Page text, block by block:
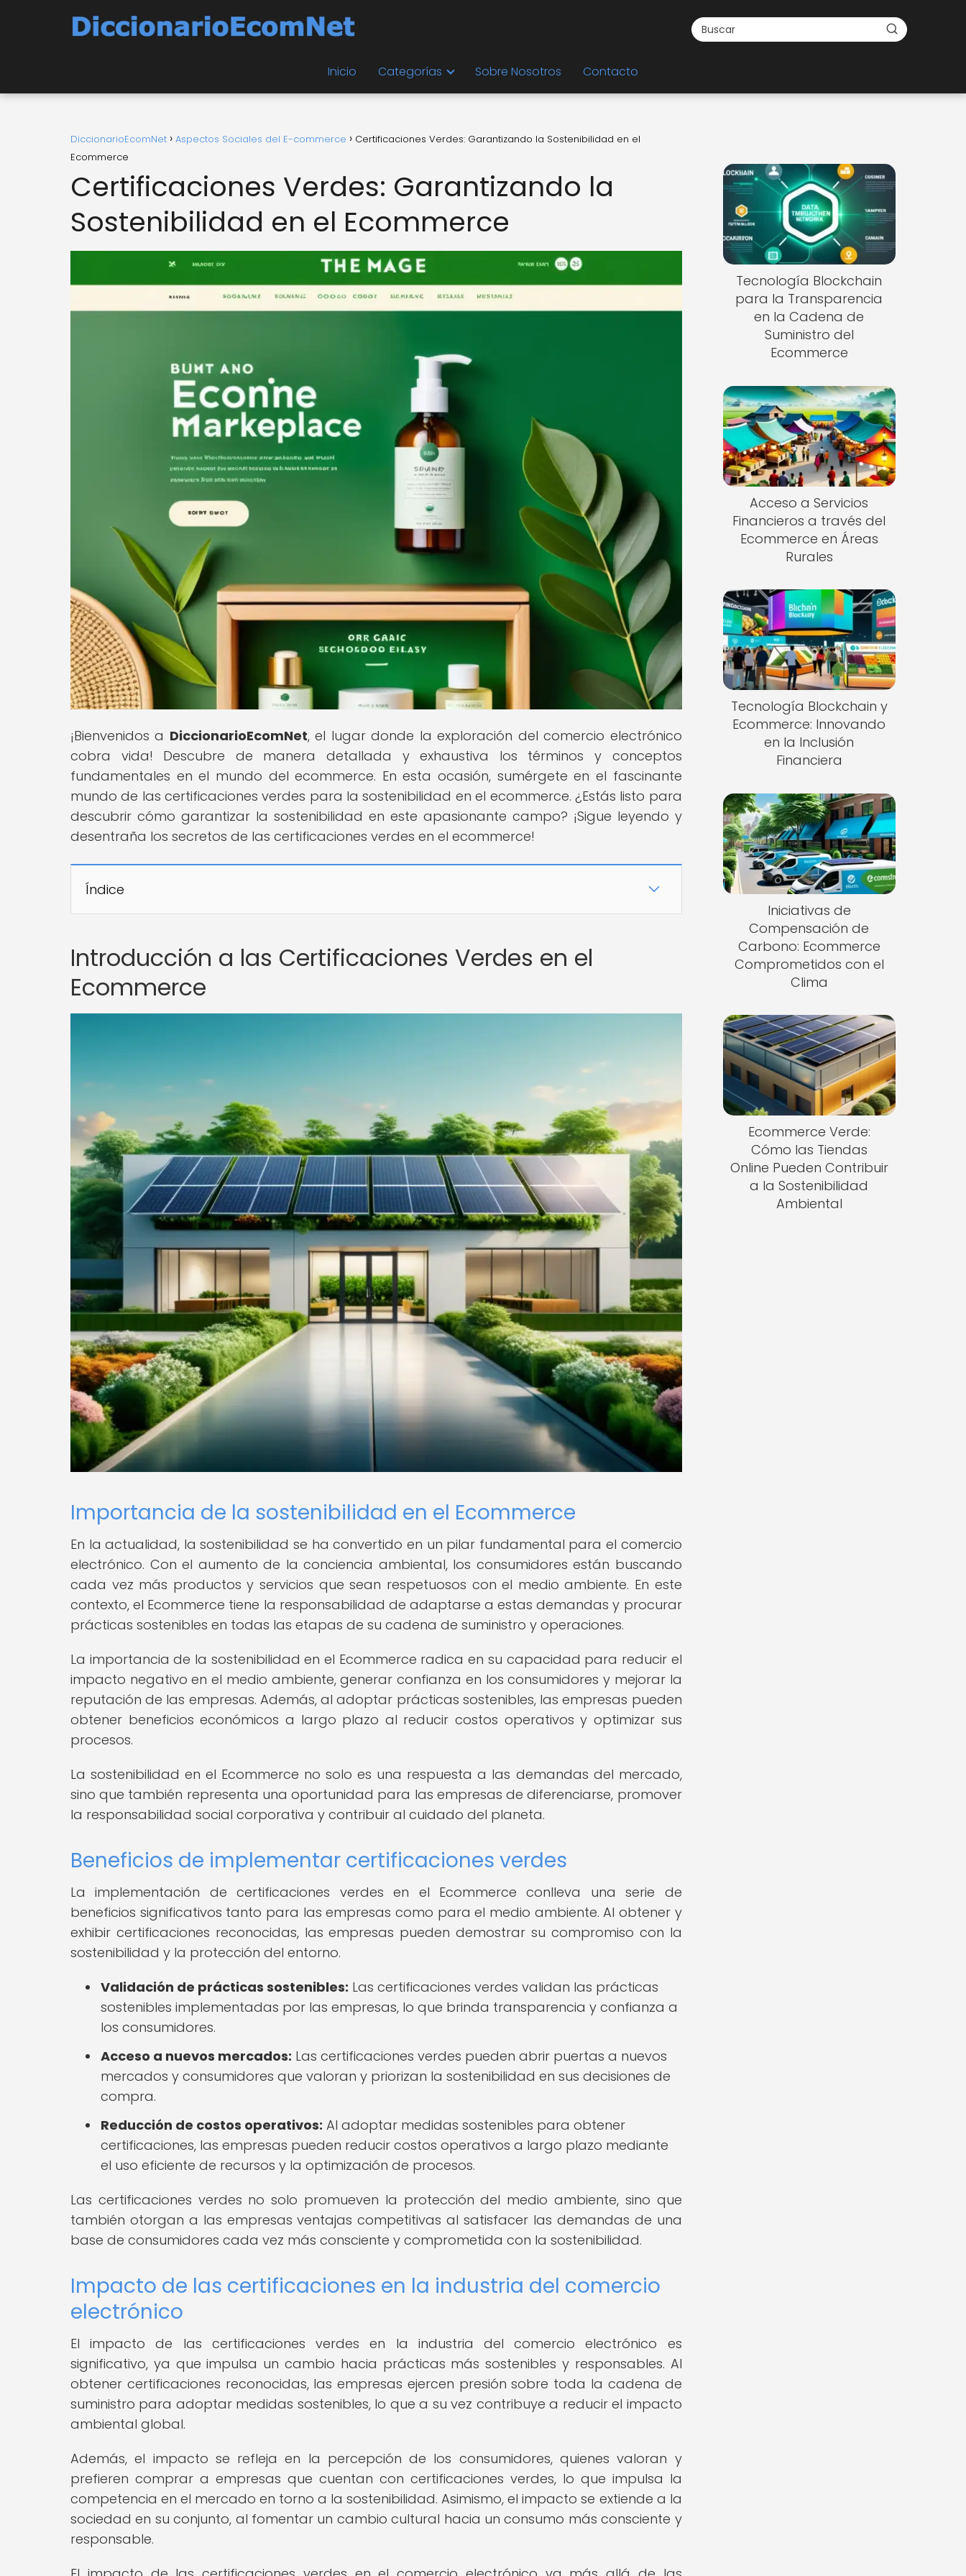
Inicio Categorías Sobre Nosotros Contacto
DiccionarioEcomNet Aspectos Sociales del E-commerce
Certificaciones Verdes: Garantizando la Sostenibilidad en el
Ecommerce
Certificaciones Verdes: Garantizando la
Sostenibilidad en el Ecommerce
¡Bienvenidos a DiccionarioEcomNet, el lugar donde la exploración del comercio electrónico
cobra vida! Descubre de manera detallada y exhaustiva los términos y conceptos
fundamentales en el mundo del ecommerce. En esta ocasión, sumérgete en el fascinante
mundo de las certificaciones verdes para la sostenibilidad en el ecommerce. ¿Estás listo para
descubrir cómo garantizar la sostenibilidad en este apasionante campo? ¡Sigue leyendo y
desentraña los secretos de las certificaciones verdes en el ecommerce!
Índice
Introducción a las Certificaciones Verdes en el
Ecommerce
Importancia de la sostenibilidad en el Ecommerce
En la actualidad, la sostenibilidad se ha convertido en un pilar fundamental para el comercio
electrónico. Con el aumento de la conciencia ambiental, los consumidores están buscando
cada vez más productos y servicios que sean respetuosos con el medio ambiente. En este
contexto, el Ecommerce tiene la responsabilidad de adaptarse a estas demandas y procurar
prácticas sostenibles en todas las etapas de su cadena de suministro y operaciones.
La importancia de la sostenibilidad en el Ecommerce radica en su capacidad para reducir el
impacto negativo en el medio ambiente, generar confianza en los consumidores y mejorar la
reputación de las empresas. Además, al adoptar prácticas sostenibles, las empresas pueden
obtener beneficios económicos a largo plazo al reducir costos operativos y optimizar sus
procesos.
La sostenibilidad en el Ecommerce no solo es una respuesta a las demandas del mercado,
sino que también representa una oportunidad para las empresas de diferenciarse, promover
la responsabilidad social corporativa y contribuir al cuidado del planeta.
Beneficios de implementar certificaciones verdes
La implementación de certificaciones verdes en el Ecommerce conlleva una serie de
beneficios significativos tanto para las empresas como para el medio ambiente. Al obtener y
exhibir certificaciones reconocidas, las empresas pueden demostrar su compromiso con la
sostenibilidad y la protección del entorno.
Validación de prácticas sostenibles: Las certificaciones verdes validan las prácticas
sostenibles implementadas por las empresas, lo que brinda transparencia y confianza a
los consumidores.
Acceso a nuevos mercados: Las certificaciones verdes pueden abrir puertas a nuevos
mercados y consumidores que valoran y priorizan la sostenibilidad en sus decisiones de
compra.
Reducción de costos operativos: Al adoptar medidas sostenibles para obtener
certificaciones, las empresas pueden reducir costos operativos a largo plazo mediante
el uso eficiente de recursos y la optimización de procesos.
Las certificaciones verdes no solo promueven la protección del medio ambiente, sino que
también otorgan a las empresas ventajas competitivas al satisfacer las demandas de una
base de consumidores cada vez más consciente y comprometida con la sostenibilidad.
Impacto de las certificaciones en la industria del comercio
electrónico
El impacto de las certificaciones verdes en la industria del comercio electrónico es
significativo, ya que impulsa un cambio hacia prácticas más sostenibles y responsables. Al
obtener certificaciones reconocidas, las empresas ejercen presión sobre toda la cadena de
suministro para adoptar medidas sostenibles, lo que a su vez contribuye a reducir el impacto
ambiental global.
Además, el impacto se refleja en la percepción de los consumidores, quienes valoran y
prefieren comprar a empresas que cuentan con certificaciones verdes, lo que impulsa la
competencia en el mercado en torno a la sostenibilidad. Asimismo, el impacto se extiende a la
sociedad en su conjunto, al fomentar un cambio cultural hacia un consumo más consciente y
responsable.
Tecnología Blockchain
para la Transparencia
en la Cadena de
Suministro del
Ecommerce
Acceso a Servicios
Financieros a través del
Ecommerce en Áreas
Rurales
Tecnología Blockchain y
Ecommerce: Innovando
en la Inclusión
Financiera
Iniciativas de
Compensación de
Carbono: Ecommerce
Comprometidos con el
Clima
Ecommerce Verde:
Cómo las Tiendas
Online Pueden Contribuir
a la Sostenibilidad
Ambiental